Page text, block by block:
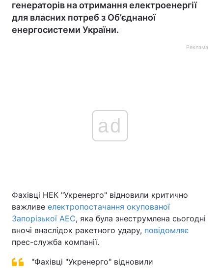
генераторів на отримання електроенергії
для власних потреб з Об’єднаної
енергосистеми України.
Реклама
ad
Фахівці НЕК "Укренерго" відновили критично
важливе електропостачання окупованої
Запорізької АЕС, яка була знеструмлена сьогодні
вночі внаслідок ракетного удару, повідомляє
прес-служба компанії.
"Фахівці "Укренерго" відновили